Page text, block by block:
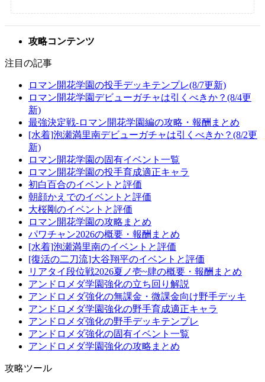
攻略コンテンツ
注目の記事
ロマン開花学園の投手デッキテンプレ(8/7更新)
ロマン開花学園デビューガチャは引くべきか？(8/4更
新)
最強決定戦-ロマン開花学園編の攻略・報酬まとめ
[水着]泡瀬満里南デビューガチャは引くべきか？(8/2更
新)
ロマン開花学園の固有イベント一覧
ロマン開花学園の投手育成適正キャラ
初白百合のイベントと評価
朝顔かえでのイベントと評価
大桜剛のイベントと評価
ロマン開花学園の攻略まとめ
パワチャン2026の概要・報酬まとめ
[水着]泡瀬満里南のイベントと評価
[復活の二刀流]大谷翔平のイベントと評価
リアタイ段位戦2026夏ノ壱~肆の概要・報酬まとめ
アンドロメダ学園強化の立ち回り解説
アンドロメダ強化の無課金・微課金向け野手デッキ
アンドロメダ学園強化の野手育成適正キャラ
アンドロメダ強化の野手デッキテンプレ
アンドロメダ強化の固有イベント一覧
アンドロメダ学園強化の攻略まとめ
攻略ツール